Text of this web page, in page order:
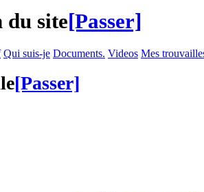
du site[Passer]
Qui suis-je Documents. Videos Mes
[Passer]